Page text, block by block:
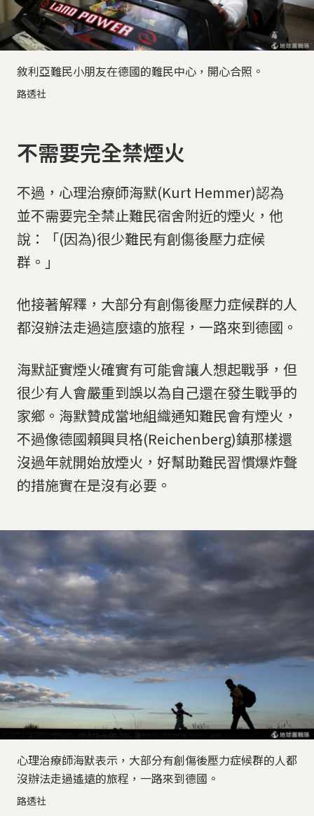
敘利亞難民小朋友在德國的難民中心，開心合照。
路透社
不需要完全禁煙火
不過，心理治療師海默(Kurt Hemmer)認為
並不需要完全禁止難民宿舍附近的煙火，他
說：「(因為)很少難民有創傷後壓力症候
群。」
他接著解釋，大部分有創傷後壓力症候群的人
都沒辦法走過這麼遠的旅程，一路來到德國。
海默証實煙火確實有可能會讓人想起戰爭，但
很少有人會嚴重到誤以為自己還在發生戰爭的
家鄉。海默贊成當地組織通知難民會有煙火，
不過像德國賴興貝格(Reichenberg)鎮那樣還
沒過年就開始放煙火，好幫助難民習慣爆炸聲
的措施實在是沒有必要。
心理治療師海默表示，大部分有創傷後壓力症候群的人都
沒辦法走過遙遠的旅程，一路來到德國。
路透社